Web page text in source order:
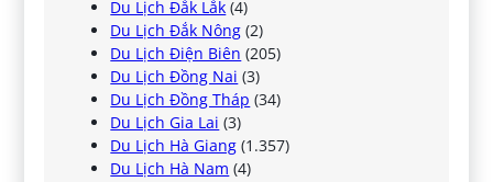
Du Lịch Đắk Lắk (4)
Du Lịch Đắk Nông (2)
Du Lịch Điện Biên (205)
Du Lịch Đồng Nai (3)
Du Lịch Đồng Tháp (34)
Du Lịch Gia Lai (3)
Du Lịch Hà Giang (1.357)
Du Lịch Hà Nam (4)